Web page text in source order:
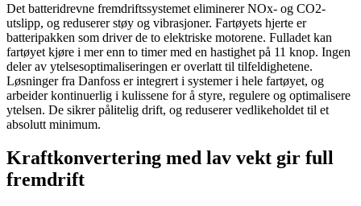
Det batteridrevne fremdriftssystemet eliminerer NOx- og CO2-
utslipp, og reduserer støy og vibrasjoner. Fartøyets hjerte er
batteripakken som driver de to elektriske motorene. Fulladet kan
fartøyet kjøre i mer enn to timer med en hastighet på 11 knop. Ingen
deler av ytelsesoptimaliseringen er overlatt til tilfeldighetene.
Løsninger fra Danfoss er integrert i systemer i hele fartøyet, og
arbeider kontinuerlig i kulissene for å styre, regulere og optimalisere
ytelsen. De sikrer pålitelig drift, og reduserer vedlikeholdet til et
absolutt minimum.
Kraftkonvertering med lav vekt gir full
fremdrift